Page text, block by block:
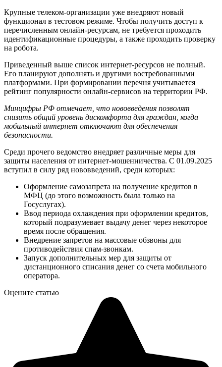
Крупные телеком-организации уже внедряют новый
функционал в тестовом режиме. Чтобы получить доступ к
перечисленным онлайн-ресурсам, не требуется проходить
идентификационные процедуры, а также проходить проверку
на робота.
Приведенный выше список интернет-ресурсов не полный.
Его планируют дополнять и другими востребованными
платформами. При формировании перечня учитывается
рейтинг популярности онлайн-сервисов на территории РФ.
Минцифры РФ отмечает, что нововведения позволят
снизить общий уровень дискомфорта для граждан, когда
мобильный интернет отключают для обеспечения
безопасности.
Среди прочего ведомство внедряет различные меры для
защиты населения от интернет-мошенничества. С 01.09.2025
вступил в силу ряд нововведений, среди которых:
Оформление самозапрета на получение кредитов в
МФЦ (до этого возможность была только на
Госуслугах).
Ввод периода охлаждения при оформлении кредитов,
который подразумевает выдачу денег через некоторое
время после обращения.
Внедрение запретов на массовые обзвоны для
противодействия спам-звонкам.
Запуск дополнительных мер для защиты от
дистанционного списания денег со счета мобильного
оператора.
Оцените статью